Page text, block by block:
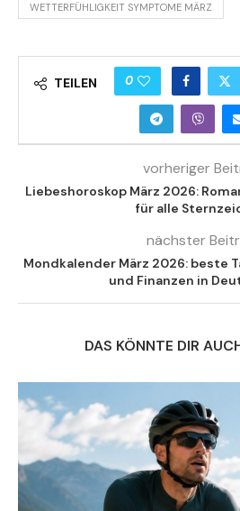
WETTERFÜHLIGKEIT SYMPTOME MÄRZ
TEILEN 0
vorheriger
Liebeshoroskop März 2026:
für alle
nächster
Mondkalender März 2026: beste
und Finanzen in
DAS KÖNNTE DIR